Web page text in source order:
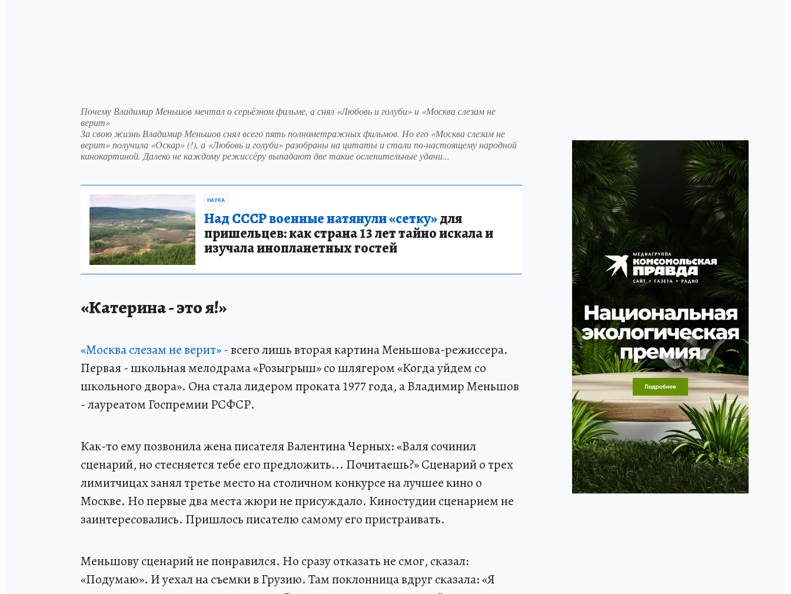
Почему Владимир Меньшов мечтал о серьёзном фильме, а снял «Любовь и голуби» и «Москва слезам не
верит»
За свою жизнь Владимир Меньшов снял всего пять полнометражных фильмов. Но его «Москва слезам не
верит» получила «Оскар» (!), а «Любовь и голуби» разобраны на цитаты и стали по-настоящему народной
кинокартиной. Далеко не каждому режиссёру выпадают две такие ослепительные удачи...
НАУКА
Над СССР военные натянули «сетку»для
пришельцев: как страна 13 лет тайно искала и
изучала инопланетных гостей
«Катерина - это я!»
«Москва слезам не верит» -всего лишь вторая картина Меньшова-режиссера.
Первая - школьная мелодрама «Розыгрыш» со шлягером «Когда уйдем со
школьного двора». Она стала лидером проката 1977 года, а Владимир Меньшов
- лауреатом Госпремии РСФСР.
Как-то ему позвонила жена писателя Валентина Черных: «Валя сочинил
сценарий, но стесняется тебе его предложить... Почитаешь?» Сценарий о трех
лимитчицах занял третье место на столичном конкурсе на лучшее кино о
Москве. Но первые два места жюри не присуждало. Киностудии сценарием не
заинтересовались. Пришлось писателю самому его пристраивать.
Меньшову сценарий не понравился. Но сразу отказать не смог, сказал:
«Подумаю». И уехал на съемки в Грузию. Там поклонница вдруг сказала: «Я